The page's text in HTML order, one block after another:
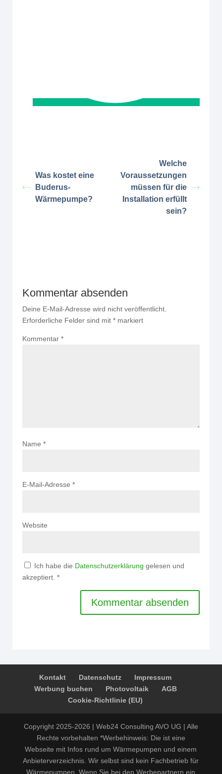
Was kostet eine
Buderus-
Wärmepumpe?
Welche
Voraussetzungen
müssen für die
Installation erfüllt
sein?
Kommentar absenden
Deine E-Mail-Adresse wird nicht veröffentlicht.
Erforderliche Felder sind mit * markiert
Kommentar *
Name *
E-Mail-Adresse *
Website
Ich habe die Datenschutzerklärung gelesen und
akzeptiert. *
Kontakt Datenschutz
Impressum
Werbung buchen
Photovoltaik
AGB
Cookie-Richtlinie (EU)
Copyright 2025-2026 | Web24 Consulting AVO UG | Alle
Rechte vorbehalten *Werbehinweis: Die ist eine
Webseite mit Infos rund um Wärmepumpen und einem
Anbieterverzeichnis. Wir selbst sind kein Fachbetrieb für
Wärmepumpen. Wenn Sie bei den Werbepartnern ein